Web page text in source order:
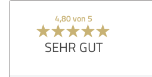
4,80 von 5
SEHR GUT